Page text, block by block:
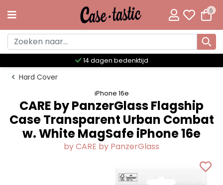
0
Meer dan 300 unieke designs
Hard Cover
iPhone 16e
CARE by PanzerGlass Flagship
Case Transparent Urban Combat
w. White MagSafe iPhone 16e
by CARE by PanzerGlass